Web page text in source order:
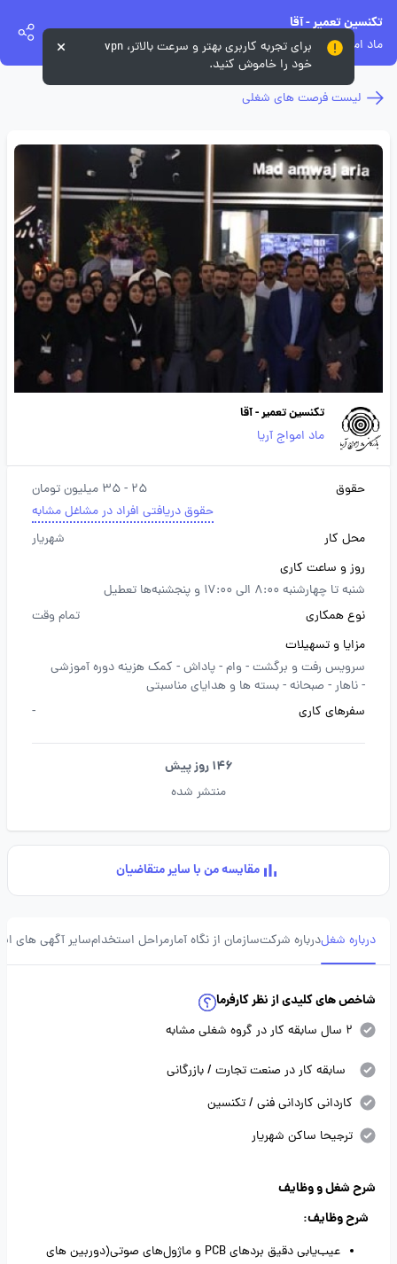
تکنسین تعمیر - آقا
ماد امواج آریا
لیست فرصت های شغلی
تکنسین تعمیر - آقا
ماد امواج آریا
حقوق
25 - 35 میلیون تومان
حقوق دریافتی افراد در مشاغل مشابه
محل کار
شهریار
روز و ساعت کاری
شنبه تا چهارشنبه 8:00 الی 17:00 و پنجشنبه‌ها تعطیل
نوع همکاری
تمام وقت
مزایا و تسهیلات
سرویس رفت و برگشت -وام -پاداش - کمک هزینه دوره آموزشی
-ناهار - صبحانه -بسته ها و هدایای مناسبتی
سفرهای کاری
-
146 روز پیش
منتشر شده
مقایسه من با سایر متقاضیان
درباره شغلدرباره شرکتسازمان از نگاه آمارمراحل استخدامسایر آگهی های
شاخص های کلیدی از نظر کارفرما
2 سال سابقه کار در گروه شغلی مشابه
سابقه کار در صنعت تجارت / بازرگانی
کاردانی کاردانی فنی / تکنسین
ترجیحا ساکن شهریار
شرح شغل و وظایف
شرح وظایف:
عیب‌یابی دقیق بردهای PCB و ماژول‌های صوتی(دوربین های
برای تجربه کاربری بهتر و سرعت بالاتر، vpn
خود را خاموش کنید.